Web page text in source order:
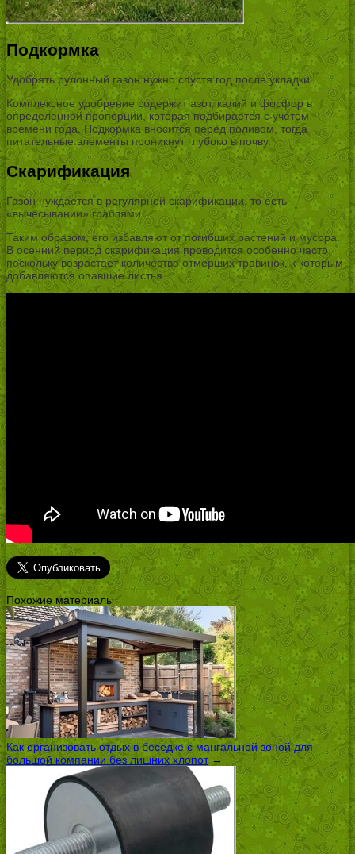
Подкормка
Удобрять рулонный газон нужно спустя год после укладки.
Комплексное удобрение содержит азот, калий и фосфор в
определенной пропорции, которая подбирается с учетом
времени года. Подкормка вносится перед поливом, тогда
питательные элементы проникнут глубоко в почву.
Скарификация
Газон нуждается в регулярной скарификации, то есть
«вычесывании» граблями.
Таким образом, его избавляют от погибших растений и мусора.
В осенний период скарификация проводится особенно часто,
поскольку возрастает количество отмерших травинок, к которым
добавляются опавшие листья.
Похожие материалы
Как организовать отдых в беседке с мангальной зоной для
большой компании без лишних хлопот→